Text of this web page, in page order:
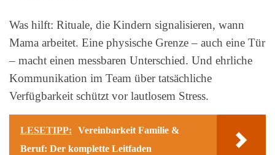
Was hilft: Rituale, die Kindern signalisieren, wann
Mama arbeitet. Eine physische Grenze – auch eine Tür
– macht einen messbaren Unterschied. Und ehrliche
Kommunikation im Team über tatsächliche
Verfügbarkeit schützt vor lautlosem Stress.
LESETIPP:
Vereinbarkeit Familie &
Beruf: Der komplette Leitfaden